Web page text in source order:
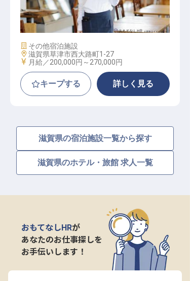
レストラン・宴会サービス
施設業態
その他宿泊施設
勤務地
滋賀県草津市西大路町1-27
給与
月給／200,000円～ 270,000円
キープする 詳しく見る
滋賀県の宿泊施設一覧から探す
滋賀県のホテル・旅館 求人一覧
おもてなしHRが
あなたのお仕事探しを
お手伝いします！